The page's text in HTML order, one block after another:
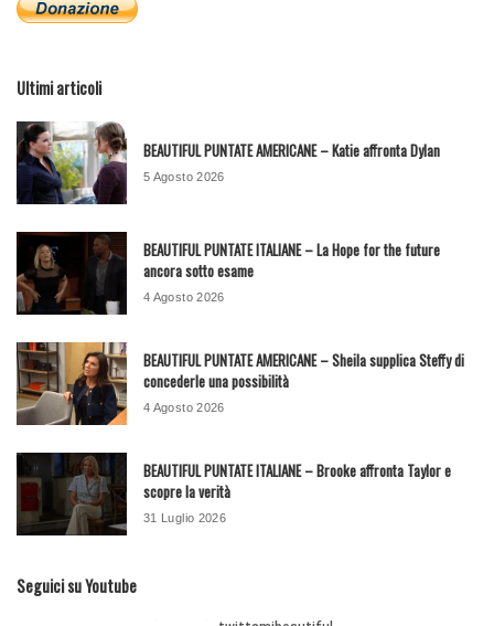
Ultimi articoli
BEAUTIFUL PUNTATE AMERICANE – Katie affronta Dylan
5 Agosto 2026
BEAUTIFUL PUNTATE ITALIANE – La Hope for the future
ancora sotto esame
4 Agosto 2026
BEAUTIFUL PUNTATE AMERICANE – Sheila supplica Steffy di
concederle una possibilità
4 Agosto 2026
BEAUTIFUL PUNTATE ITALIANE – Brooke affronta Taylor e
scopre la verità
31 Luglio 2026
Seguici su Youtube